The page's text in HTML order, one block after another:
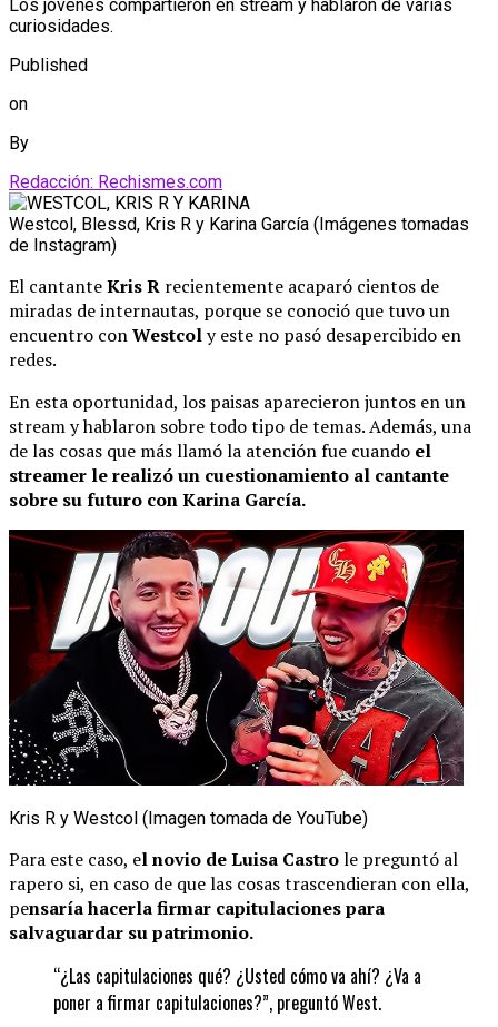
Los jóvenes compartieron en stream y hablaron de varias
curiosidades.
Published
on
By
Redacción: Rechismes.com
Westcol, Blessd, Kris R y Karina García (Imágenes tomadas
de Instagram)
El cantanteKris R recientemente acaparó cientos de
miradas de internautas, porque se conoció que tuvo un
encuentro conWestcoly este no pasó desapercibido en
redes.
En esta oportunidad, los paisas aparecieron juntos en un
stream y hablaron sobre todo tipo de temas. Además, una
de las cosas que más llamó la atención fue cuando el
streamer le realizó un cuestionamiento al cantante
sobre su futuro con Karina García.
Kris R y Westcol (Imagen tomada de YouTube)
Para este caso, el novio de Luisa Castrole preguntó al
rapero si, en caso de que las cosas trascendieran con ella,
pensaría hacerla firmar capitulaciones para
salvaguardar su patrimonio.
“¿Las capitulaciones qué? ¿Usted cómo va ahí? ¿Va a
poner a firmar capitulaciones?”, preguntó West.